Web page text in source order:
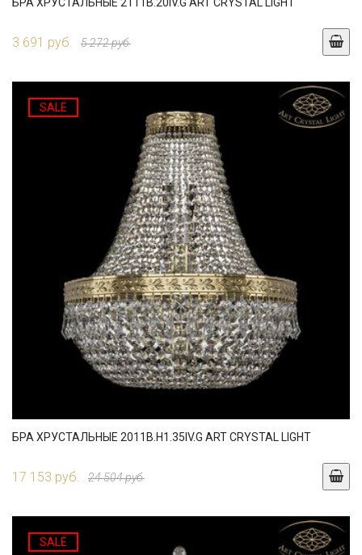
3 691 руб. 5 272 руб.
SALE
БРА ХРУСТАЛЬНЫЕ 2011B.H1.35IV.G ART CRYSTAL LIGHT
17 153 руб. 24 504 руб.
SALE